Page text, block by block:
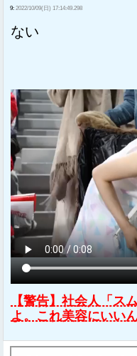
9: 2022/10/09(日) 17:14:49.298
ない
【警告】社会人「ス
よ。これ美容にいい